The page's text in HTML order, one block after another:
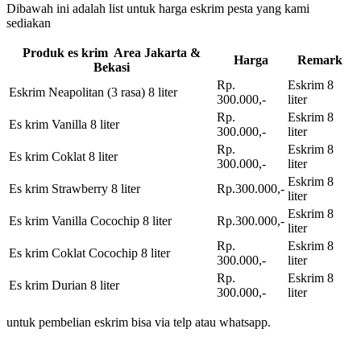
Dibawah ini adalah list untuk harga eskrim pesta yang kami
sediakan
Produk es krim Area Jakarta &
Bekasi
Harga Remark
Eskrim Neapolitan (3 rasa) 8 liter
Rp.
300.000,-
Eskrim 8
liter
Es krim Vanilla 8 liter
Rp.
300.000,-
Eskrim 8
liter
Es krim Coklat 8 liter
Rp.
300.000,-
Eskrim 8
liter
Es krim Strawberry 8 liter
Rp.300.000,-
Eskrim 8
liter
Es krim Vanilla Cocochip 8 liter
Rp.300.000,-
Eskrim 8
liter
Es krim Coklat Cocochip 8 liter
Rp.
300.000,-
Eskrim 8
liter
Es krim Durian 8 liter
Rp.
300.000,-
Eskrim 8
liter
untuk pembelian eskrim bisa via telp atau whatsapp.